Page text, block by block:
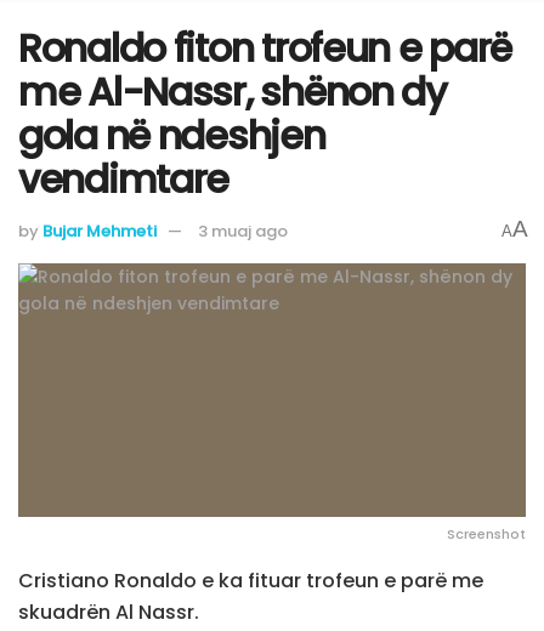
Ronaldo fiton trofeun e parë
me Al-Nassr, shënon dy
gola në ndeshjen
vendimtare
by Bujar Mehmeti 3 muaj ago AA
Screenshot
Cristiano Ronaldo e ka fituar trofeun e parë me
skuadrën Al Nassr.